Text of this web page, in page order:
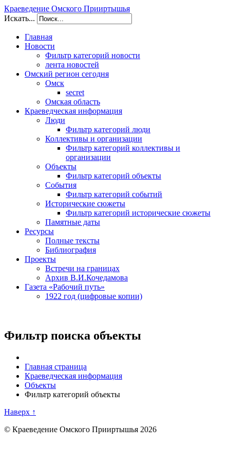
Краеведение Омского Прииртышья
Искать...
Главная
Новости
Фильтр категорий новости
лента новостей
Омский регион сегодня
Омск
secret
Омская область
Краеведческая информация
Люди
Фильтр категорий люди
Коллективы и организации
Фильтр категорий коллективы и
организации
Объекты
Фильтр категорий объекты
События
Фильтр категорий событий
Исторические сюжеты
Фильтр категорий исторические сюжеты
Памятные даты
Ресурсы
Полные тексты
Библиография
Проекты
Встречи на границах
Архив В.И.Кочедамова
Газета «Рабочий путь»
1922 год (цифровые копии)
Фильтр поиска объекты
Главная страница
Краеведческая информация
Объекты
Фильтр категорий объекты
Наверх ↑
© Краеведение Омского Прииртышья 2026